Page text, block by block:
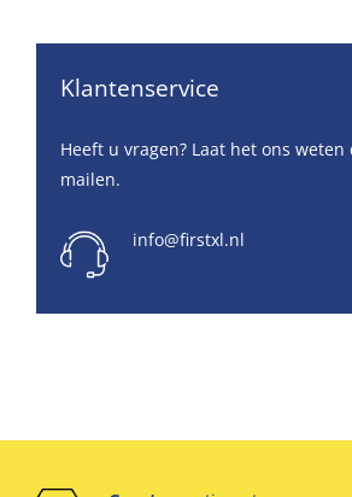
Klantenservice
Heeft u vragen? Laat het ons
mailen.
info@firstxl.nl